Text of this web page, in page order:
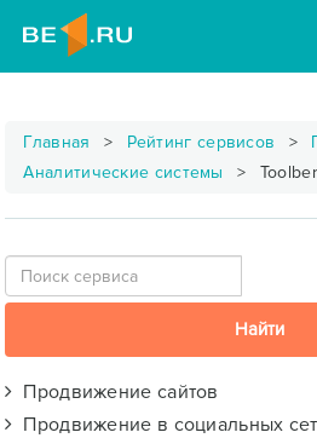
Главная Рейтинг сервисов
Аналитические системы
Продвижение сайтов
Продвижение в социальных